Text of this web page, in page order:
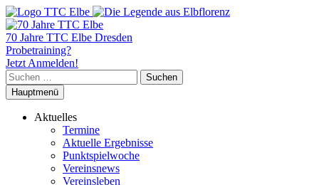
70 Jahre TTC Elbe Dresden
Probetraining?
Jetzt Anmelden!
Suchen
nach:
Hauptmenü
Aktuelles
Termine
Aktuelle Ergebnisse
Punktspielwoche
Vereinsnews
Vereinsleben